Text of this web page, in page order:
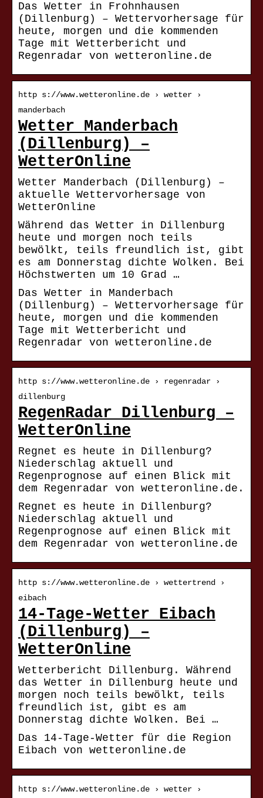
Das Wetter in Frohnhausen
(Dillenburg) – Wettervorhersage für
heute, morgen und die kommenden
Tage mit Wetterbericht und
Regenradar von wetteronline.de
http s://www.wetteronline.de › wetter ›
manderbach
Wetter Manderbach
(Dillenburg) –
WetterOnline
Wetter Manderbach (Dillenburg) –
aktuelle Wettervorhersage von
WetterOnline
Während das Wetter in Dillenburg
heute und morgen noch teils
bewölkt, teils freundlich ist, gibt
es am Donnerstag dichte Wolken. Bei
Höchstwerten um 10 Grad …
Das Wetter in Manderbach
(Dillenburg) – Wettervorhersage für
heute, morgen und die kommenden
Tage mit Wetterbericht und
Regenradar von wetteronline.de
http s://www.wetteronline.de › regenradar ›
dillenburg
RegenRadar Dillenburg –
WetterOnline
Regnet es heute in Dillenburg?
Niederschlag aktuell und
Regenprognose auf einen Blick mit
dem Regenradar von wetteronline.de.
Regnet es heute in Dillenburg?
Niederschlag aktuell und
Regenprognose auf einen Blick mit
dem Regenradar von wetteronline.de
http s://www.wetteronline.de › wettertrend ›
eibach
14-Tage-Wetter Eibach
(Dillenburg) –
WetterOnline
Wetterbericht Dillenburg. Während
das Wetter in Dillenburg heute und
morgen noch teils bewölkt, teils
freundlich ist, gibt es am
Donnerstag dichte Wolken. Bei …
Das 14-Tage-Wetter für die Region
Eibach von wetteronline.de
http s://www.wetteronline.de › wetter ›